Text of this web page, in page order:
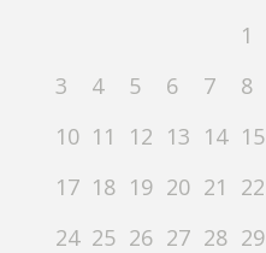
1
3
4 5 6 7 8
10 11 12 13 14 15
17 18 19 20 21 22
24 25 26 27 28 29